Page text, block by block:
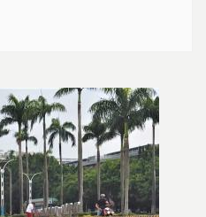
與生活。一個由民間發起
，希望潔淨水質，發展親